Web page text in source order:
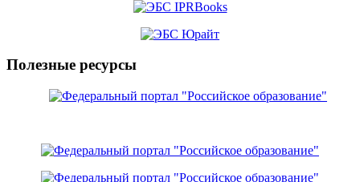
Полезные ресурсы